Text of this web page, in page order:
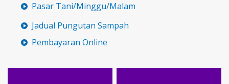
Pasar Tani/Minggu/Malam
Jadual Pungutan Sampah
Pembayaran Online